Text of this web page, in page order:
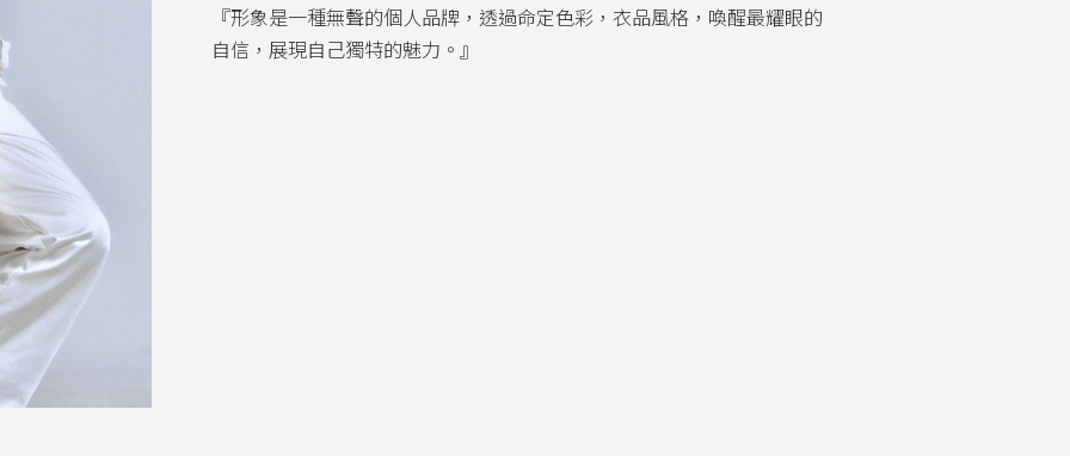
『形象是一種無聲的個人品牌，透過命定色彩，衣品風格，喚醒最耀眼的
自信，展現自己獨特的魅力。』